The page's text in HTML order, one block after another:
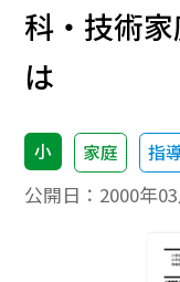
科・技術
は
小 家庭 指
公開日： 2000年